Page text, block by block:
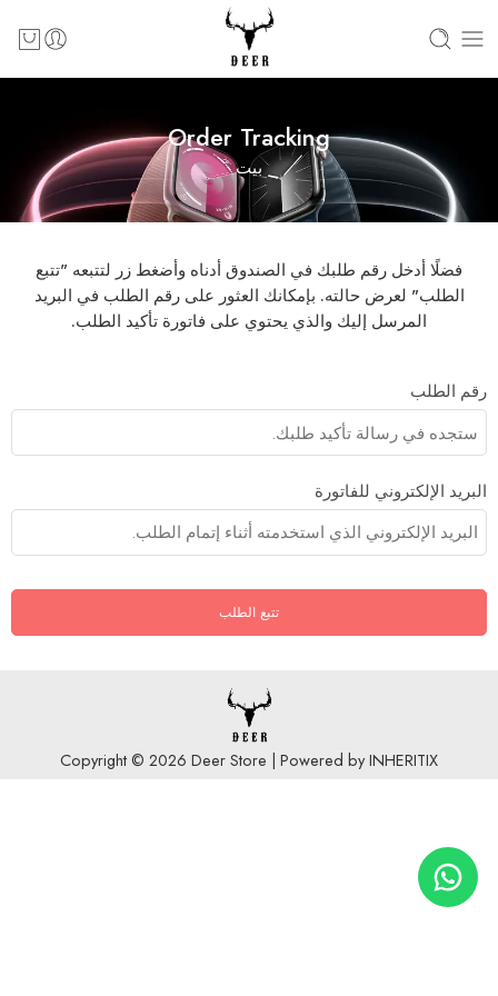
Order Tracking
بيت
فضلًا أدخل رقم طلبك في الصندوق أدناه وأضغط زر لتتبعه "تتبع
الطلب" لعرض حالته. بإمكانك العثور على رقم الطلب في البريد
المرسل إليك والذي يحتوي على فاتورة تأكيد الطلب.
رقم الطلب
البريد الإلكتروني للفاتورة
تتبع الطلب
Copyright © 2026 Deer Store | Powered by INHERITIX